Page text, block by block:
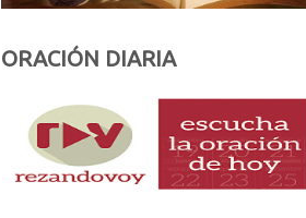
ORACIÓN DIARIA